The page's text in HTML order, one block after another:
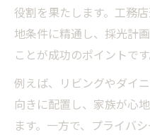
自然光を活かせ
よう
工務店選びで大
方法
人工光と自然光の
自然光と人工光
役割を果たします。工務
地条件に精通し、採光計
ことが成功のポイントです
例えば、リビングやダイ
向きに配置し、家族が心
ます。一方で、プライバ